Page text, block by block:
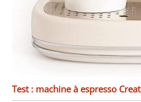
Test : machine à espresso